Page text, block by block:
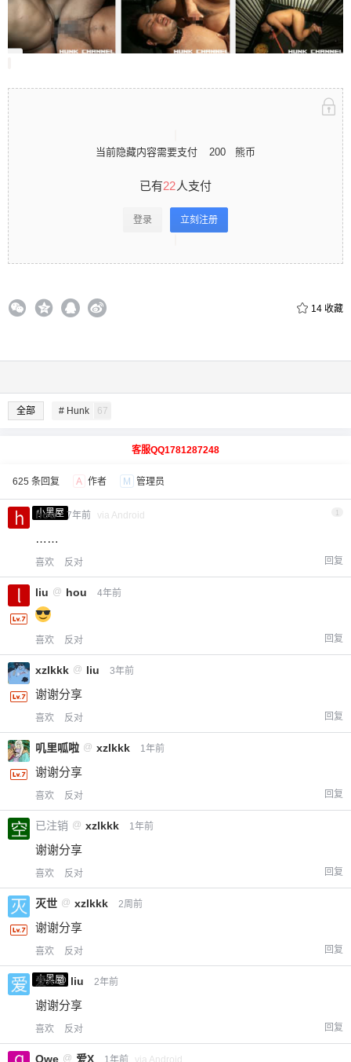
当前隐藏内容需要支付 200 熊币
已有22人支付
登录 立刻注册
14 收藏
全部 # Hunk 67
客服QQ1781287248
625 条回复 A 作者 M 管理员
小黑屋
hou 7年前 via Android
……
喜欢 反对 回复
liu @ hou 4年前
喜欢 反对 回复
xzlkkk @ liu 3年前
谢谢分享
喜欢 反对 回复
叽里呱啦 @ xzlkkk 1年前
谢谢分享
喜欢 反对 回复
已注销 @ xzlkkk 1年前
谢谢分享
喜欢 反对 回复
灭世 @ xzlkkk 2周前
谢谢分享
喜欢 反对 回复
小黑屋
爱X @ liu 2年前
谢谢分享
喜欢 反对 回复
Qwe @ 爱X 1年前 via Android